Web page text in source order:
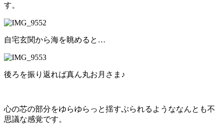
す。
自宅玄関から海を眺めると…
後ろを振り返れば真ん丸お月さま♪
心の芯の部分をゆらゆらっと揺すぶられるようななんとも不
思議な感覚です。